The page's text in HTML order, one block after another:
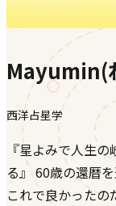
Mayumin(
西洋占星学
『星よみで人生
る』 60歳の還暦
これで良かったの